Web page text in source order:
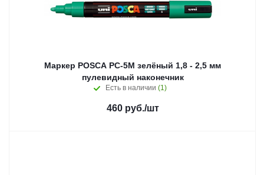
Маркер POSCA PC-5M зелёный 1,8 - 2,5 мм
пулевидный наконечник
Есть в наличии (1)
460руб./шт